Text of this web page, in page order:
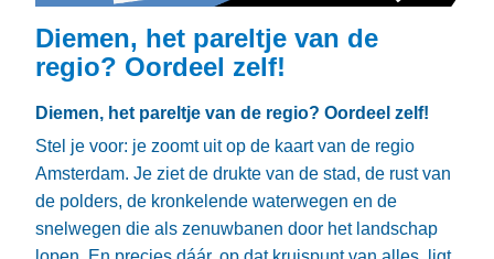
Diemen, het pareltje van de
regio? Oordeel zelf!
Diemen, het pareltje van de regio? Oordeel zelf!
Stel je voor: je zoomt uit op de kaart van de regio
Amsterdam. Je ziet de drukte van de stad, de rust van
de polders, de kronkelende waterwegen en de
snelwegen die als zenuwbanen door het landschap